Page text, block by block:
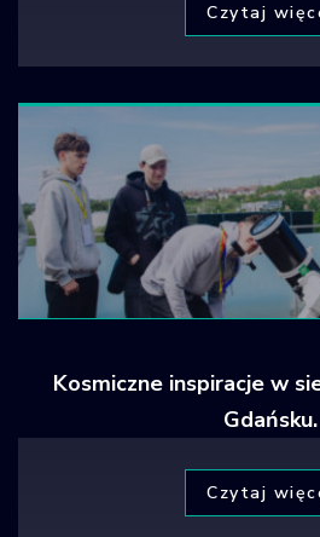
Czytaj
Kosmiczne inspiracje w
Gdańsku.
Czytaj